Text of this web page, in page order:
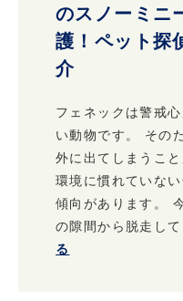
のスノーミニ
護！ペット探
介
フェネックは警戒
い動物です。 その
外に出てしまうこ
環境に慣れていな
傾向があります。
の隙間から脱走し
る